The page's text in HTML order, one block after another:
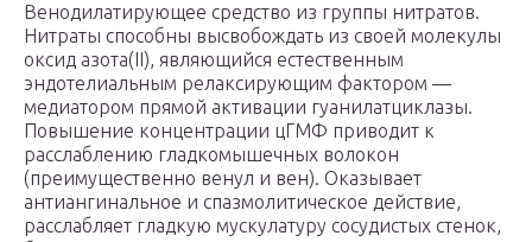
Венодилатирующее средство из группы нитратов.
Нитраты способны высвобождать из своей молекулы
оксид азота(II), являющийся естественным
эндотелиальным релаксирующим фактором —
медиатором прямой активации гуанилатциклазы.
Повышение концентрации цГМФ приводит к
расслаблению гладкомышечных волокон
(преимущественно венул и вен). Оказывает
антиангинальное и спазмолитическое действие,
расслабляет гладкую мускулатуру сосудистых стенок,